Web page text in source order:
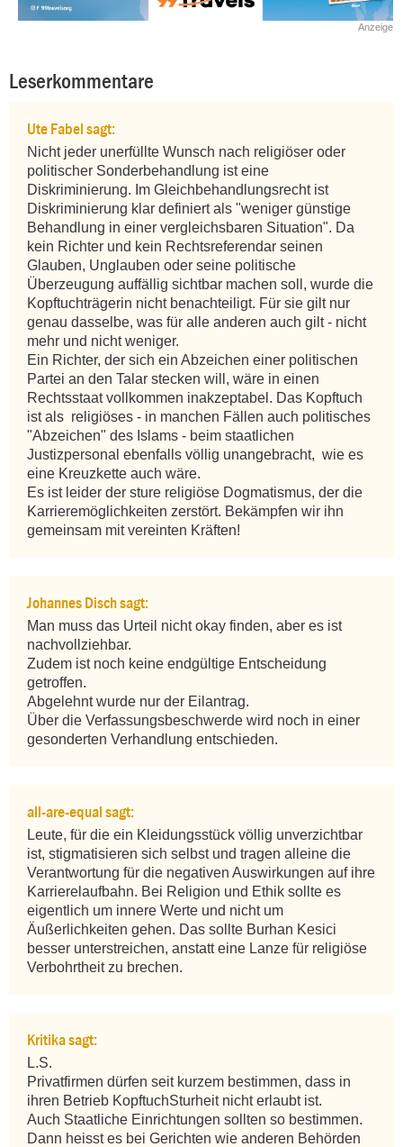
Anzeige
Leserkommentare
Ute Fabel sagt:
Nicht jeder unerfüllte Wunsch nach religiöser oder
politischer Sonderbehandlung ist eine
Diskriminierung. Im Gleichbehandlungsrecht ist
Diskriminierung klar definiert als "weniger günstige
Behandlung in einer vergleichsbaren Situation". Da
kein Richter und kein Rechtsreferendar seinen
Glauben, Unglauben oder seine politische
Überzeugung auffällig sichtbar machen soll, wurde die
Kopftuchträgerin nicht benachteiligt. Für sie gilt nur
genau dasselbe, was für alle anderen auch gilt - nicht
mehr und nicht weniger.
Ein Richter, der sich ein Abzeichen einer politischen
Partei an den Talar stecken will, wäre in einen
Rechtsstaat vollkommen inakzeptabel. Das Kopftuch
ist als  religiöses - in manchen Fällen auch politisches
"Abzeichen" des Islams - beim staatlichen
Justizpersonal ebenfalls völlig unangebracht,  wie es
eine Kreuzkette auch wäre.
Es ist leider der sture religiöse Dogmatismus, der die
Karrieremöglichkeiten zerstört. Bekämpfen wir ihn
gemeinsam mit vereinten Kräften!
Johannes Disch sagt:
Man muss das Urteil nicht okay finden, aber es ist
nachvollziehbar.
Zudem ist noch keine endgültige Entscheidung
getroffen.
Abgelehnt wurde nur der Eilantrag.
Über die Verfassungsbeschwerde wird noch in einer
gesonderten Verhandlung entschieden.
all-are-equal sagt:
Leute, für die ein Kleidungsstück völlig unverzichtbar
ist, stigmatisieren sich selbst und tragen alleine die
Verantwortung für die negativen Auswirkungen auf ihre
Karrierelaufbahn. Bei Religion und Ethik sollte es
eigentlich um innere Werte und nicht um
Äußerlichkeiten gehen. Das sollte Burhan Kesici
besser unterstreichen, anstatt eine Lanze für religiöse
Verbohrtheit zu brechen.
Kritika sagt:
L.S.
Privatfirmen dürfen seit kurzem bestimmen, dass in
ihren Betrieb KopftuchSturheit nicht erlaubt ist.
Auch Staatliche Einrichtungen sollten so bestimmen.
Dann heisst es bei Gerichten wie anderen Behörden